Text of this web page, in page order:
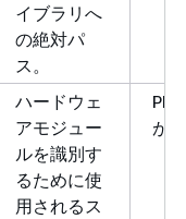
イブラリへ
の絶対パ
ス。
ハードウェ
アモジュー
ルを識別す
るために使
用されるス
が